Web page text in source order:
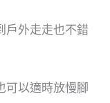
戶外走走也不錯
可以適時放慢腳